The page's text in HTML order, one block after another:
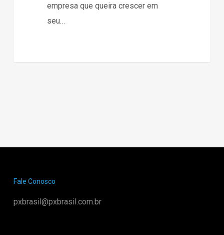
empresa que queira crescer em
seu…
Fale Conosco
pxbrasil@pxbrasil.com.br